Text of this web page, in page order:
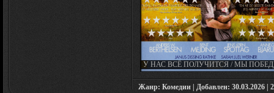
У НАС ВСЁ ПОЛУЧИТСЯ / МЫ
WE SHALL OVERCOME / DRØMMEN
Жанр: Комедии | Добавлен: 30.03.2026 |